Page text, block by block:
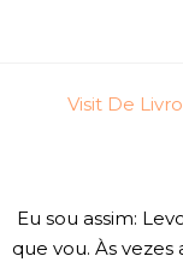
Visit De
Eu sou assim:
que vou. Às